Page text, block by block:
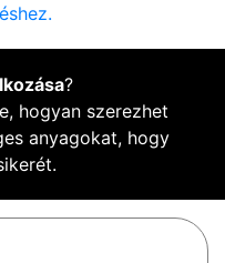
?
hogyan szerezhet
anyagokat, hogy